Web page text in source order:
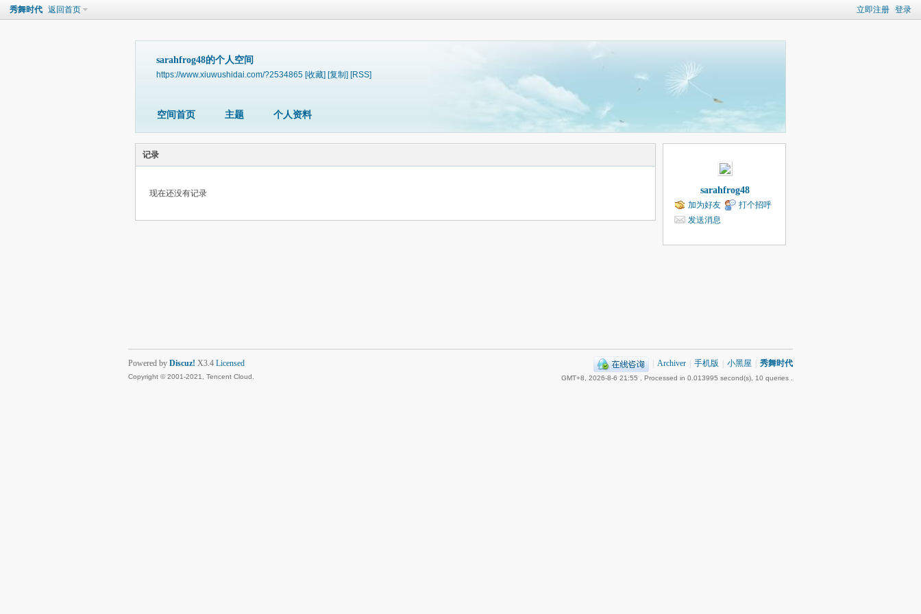
立即注册 登录
秀舞时代 返回首页
sarahfrog48的个人空间
https://www.xiuwushidai.com/?2534865 [收藏] [复制] [RSS]
空间首页 主题 个人资料
记录
现在还没有记录 sarahfrog48
加为好友
打个招呼
发送消息
Archiver 手机版 小黑屋 秀舞时代
GMT+8, 2026-8-6 21:55 , Processed in 0.013995 second(s), 10 queries .
Powered by Discuz! X3.4 Licensed
Copyright © 2001-2021, Tencent Cloud.